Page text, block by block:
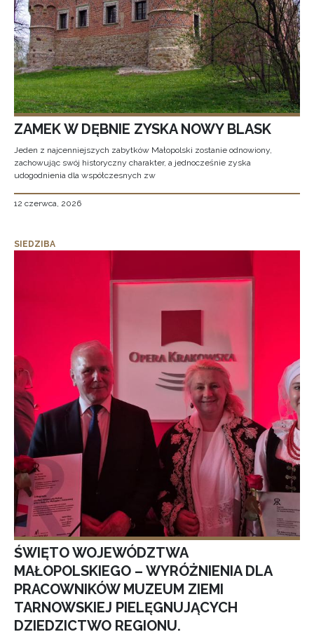
ZAMEK W DĘBNIE ZYSKA NOWY BLASK
Jeden z najcenniejszych zabytków Małopolski zostanie odnowiony,
zachowując swój historyczny charakter, a jednocześnie zyska
udogodnienia dla współczesnych zw
12 czerwca, 2026
SIEDZIBA
ŚWIĘTO WOJEWÓDZTWA
MAŁOPOLSKIEGO – WYRÓŻNIENIA DLA
PRACOWNIKÓW MUZEUM ZIEMI
TARNOWSKIEJ PIELĘGNUJĄCYCH
DZIEDZICTWO REGIONU.